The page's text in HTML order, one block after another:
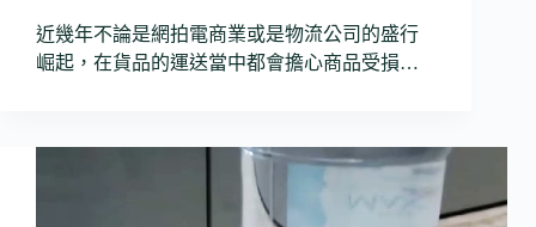
近幾年不論是網拍電商業或是物流公司的盛行
崛起，在貨品的運送當中都會擔心商品受損…